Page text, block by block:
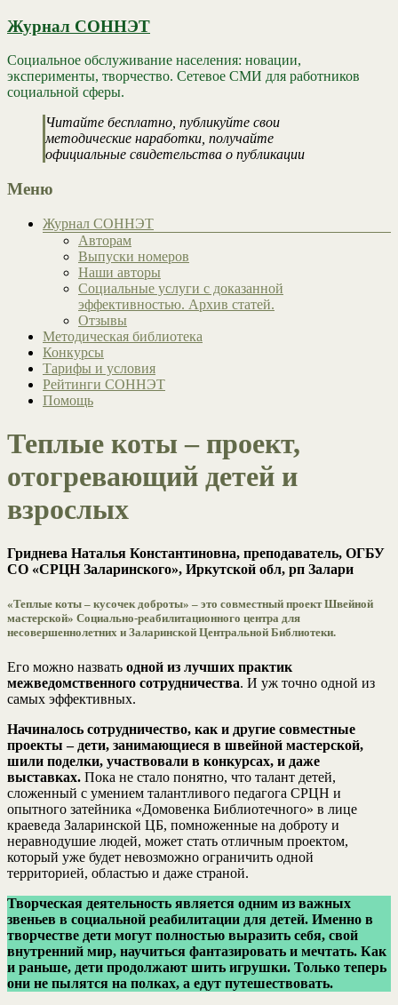
Журнал СОННЭТ
Социальное обслуживание населения: новации,
эксперименты, творчество. Сетевое СМИ для работников
социальной сферы.
Читайте бесплатно, публикуйте свои
методические наработки, получайте
официальные свидетельства о публикации
Меню
Журнал СОННЭТ
Авторам
Выпуски номеров
Наши авторы
Социальные услуги с доказанной
эффективностью. Архив статей.
Отзывы
Методическая библиотека
Конкурсы
Тарифы и условия
Рейтинги СОННЭТ
Помощь
Теплые коты – проект,
отогревающий детей и
взрослых
Гриднева Наталья Константиновна, преподаватель, ОГБУ
СО «СРЦН Заларинского», Иркутской обл, рп Залари
«Теплые коты – кусочек доброты» – это совместный проект Швейной
мастерской» Социально-реабилитационного центра для
несовершеннолетних и Заларинской Центральной Библиотеки.
Его можно назвать одной из лучших практик
межведомственного сотрудничества. И уж точно одной из
самых эффективных.
Начиналось сотрудничество, как и другие совместные
проекты – дети, занимающиеся в швейной мастерской,
шили поделки, участвовали в конкурсах, и даже
выставках. Пока не стало понятно, что талант детей,
сложенный с умением талантливого педагога СРЦН и
опытного затейника «Домовенка Библиотечного» в лице
краеведа Заларинской ЦБ, помноженные на доброту и
неравнодушие людей, может стать отличным проектом,
который уже будет невозможно ограничить одной
территорией, областью и даже страной.
Творческая деятельность является одним из важных
звеньев в социальной реабилитации для детей. Именно в
творчестве дети могут полностью выразить себя, свой
внутренний мир, научиться фантазировать и мечтать. Как
и раньше, дети продолжают шить игрушки. Только теперь
они не пылятся на полках, а едут путешествовать.